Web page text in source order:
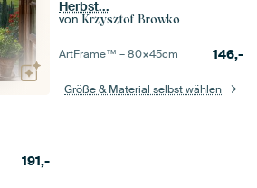
191,-
Herbst...
von Krzysztof Browko
ArtFrame™ –80×45cm 146,-
Größe & Material selbst wählen